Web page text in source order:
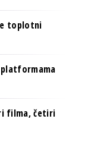
toplotni
filma, četiri